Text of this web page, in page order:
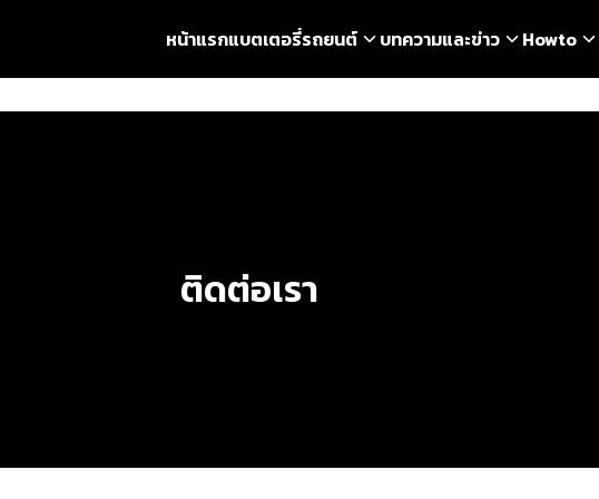
หน้าแรกแบตเตอรี่รถยนต์ บทความและข่าว Howto
ติดต่อเรา